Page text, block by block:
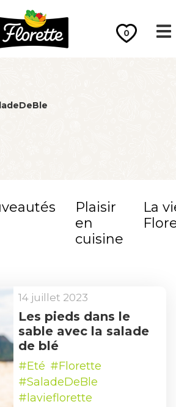
0
Plaisir
en
cuisine
La
14 juillet 2023
Les pieds dans le
sable avec la salade
de blé
#Eté #Florette
#SaladeDeBle
#lavieflorette